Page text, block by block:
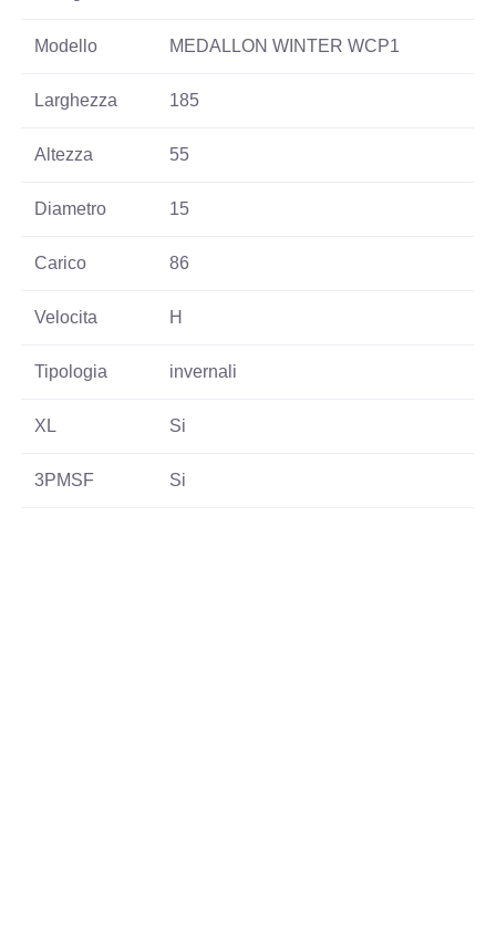
Modello MEDALLON WINTER WCP1
Larghezza 185
Altezza 55
Diametro 15
Carico 86
Velocita H
Tipologia invernali
XL Si
3PMSF Si